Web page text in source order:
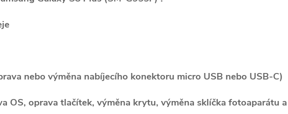
nebo výměna nabíjecího konektoru micro USB nebo USB-C)
OS, oprava tlačítek, výměna krytu, výměna sklíčka fotoaparátu